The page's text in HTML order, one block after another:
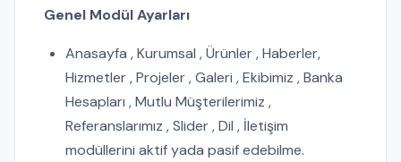
Genel Modül Ayarları
Anasayfa , Kurumsal , Ürünler , Haberler,
Hizmetler , Projeler , Galeri , Ekibimiz , Banka
Hesapları , Mutlu Müşterilerimiz ,
Referanslarımız , Slider , Dil , İletişim
modüllerini aktif yada pasif edebilme.